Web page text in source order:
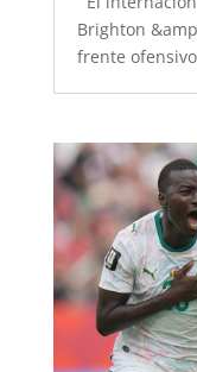
Brighton
frente